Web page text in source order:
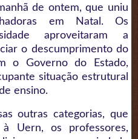
de ontem, que uniu
em Natal. Os
aproveitaram a
o descumprimento do
o Governo do Estado,
situação estrutural
ensino.
outras categorias, que
à Uern, os professores,